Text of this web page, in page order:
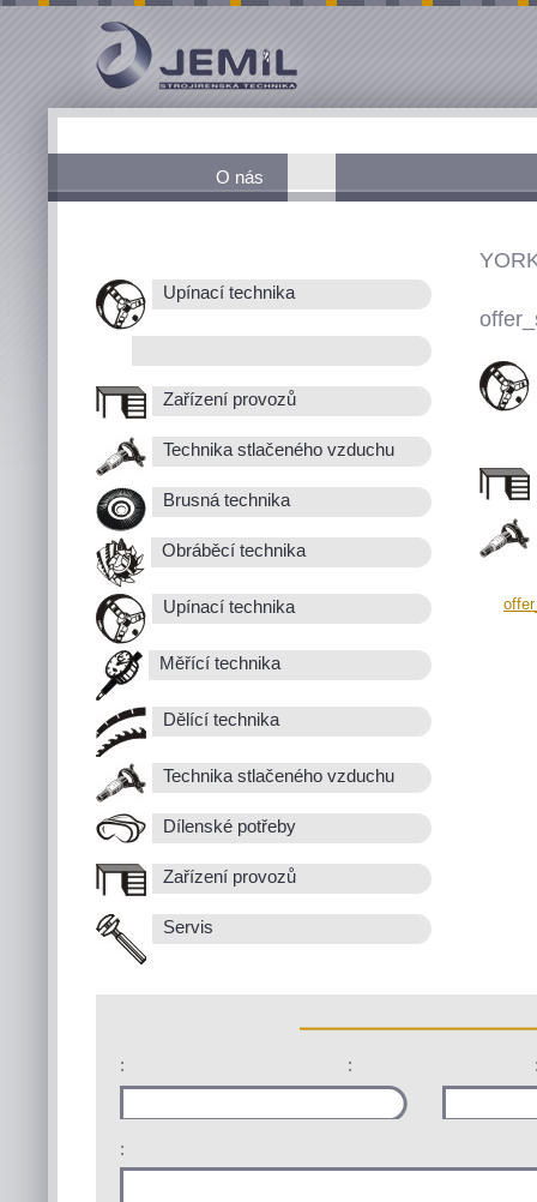
O nás
Upínací technika
Zařízení provozů
Technika stlačeného vzduchu
Brusná technika
Obráběcí technika
Upínací technika
Měřící technika
Dělící technika
Technika stlačeného vzduchu
Dílenské potřeby
Zařízení provozů
Servis
: :
: